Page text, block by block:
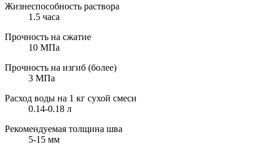
Жизнеспособность раствора
1.5 часа
Прочность на сжатие
10 МПа
Прочность на изгиб (более)
3 МПа
Расход воды на 1 кг сухой смеси
0.14-0.18 л
Рекомендуемая толщина шва
5-15 мм